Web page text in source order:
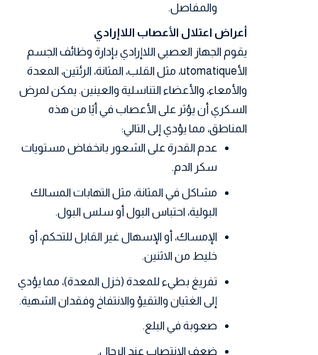
والمفاصل.
أعراض اعتلال الأعصاب اللاإرادي
يقوم الجهاز العصبي اللاإرادي بإدارة وظائف الجسم
الأutomatique، مثل القلب، المثانة، الرئتين، المعدة
والأمعاء، والأعضاء التناسلية والعينين. يمكن لمرض
السكري أن يؤثر على الأعصاب في أيًا من هذه
المناطق، مما يؤدي إلى التالي:
عدم القدرة على الشعور بانخفاض مستويات
سكر الدم.
مشاكل في المثانة، مثل التهابات المسالك
البولية، احتباس البول أو سلس البول.
الإمساك، أو الإسهال غير القابل للتحكم، أو
خليط من الاثنين.
تفريغ بطيء للمعدة (خزل المعدة)، مما يؤدي
إلى الغثيان والتقيؤ والانتفاخ وفقدان الشهية.
صعوبة في البلع.
ضعف الانتصاب عند الرجال.